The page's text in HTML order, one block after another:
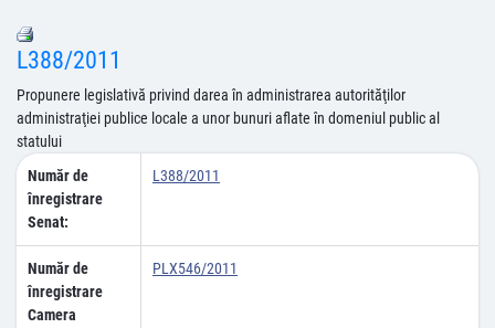
L388/2011
Propunere legislativă privind darea în administrarea autorităţilor
administraţiei publice locale a unor bunuri aflate în domeniul public al
statului
Număr de
înregistrare
Senat:
L388/2011
Număr de
înregistrare
Camera
PLX546/2011